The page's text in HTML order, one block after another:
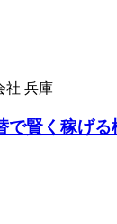
社 兵庫
賢く稼げる